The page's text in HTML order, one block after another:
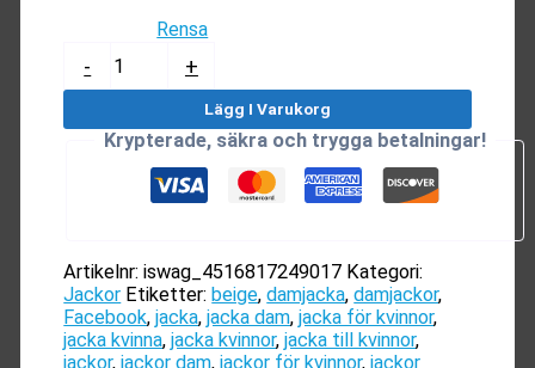
Rensa
-
Dam
mängd
+
Lägg I Varukorg
Krypterade, säkra och trygga betalningar!
Artikelnr:iswag_4516817249017 Kategori:
Jackor Etiketter:beige,damjacka,damjackor,
Facebook,jacka,jacka dam,jacka för kvinnor,
jacka kvinna,jacka kvinnor,jacka till kvinnor,
jackor,jackor dam,jackor för kvinnor,jackor